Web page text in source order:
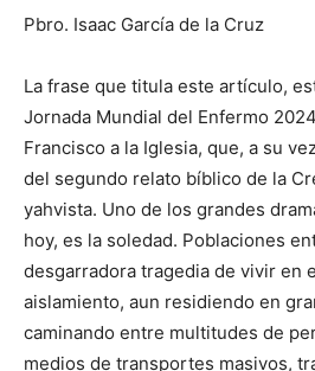
Pbro. Isaac García de la Cruz
La frase que titula este artículo,
Jornada Mundial del Enfermo
Francisco a la Iglesia, que, a su
del segundo relato bíblico de la
yahvista. Uno de los grandes
hoy, es la soledad. Poblaciones
desgarradora tragedia de vivir en
aislamiento, aun residiendo en
caminando entre multitudes de
medios de transportes masivos,